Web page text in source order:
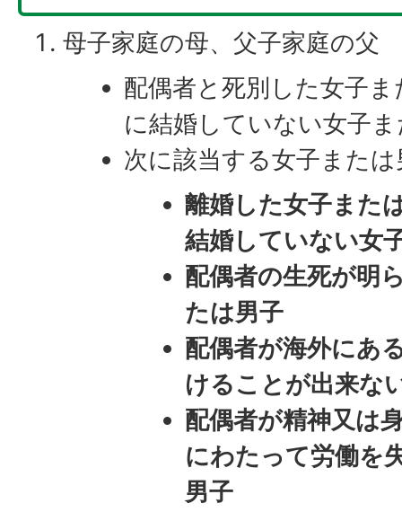
母子家庭の母、父子家庭の父
配偶者と死別した女子
に結婚していない女子
次に該当する女子または
離婚した女子また
結婚していない女
配偶者の生死が明
たは男子
配偶者が海外にあ
けることが出来な
配偶者が精神又は
にわたって労働を
男子